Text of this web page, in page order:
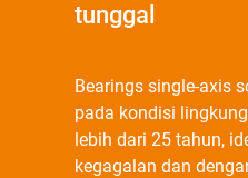
tunggal
Bearings single-axis
pada kondisi
lebih dari 25 tahun,
kegagalan dan